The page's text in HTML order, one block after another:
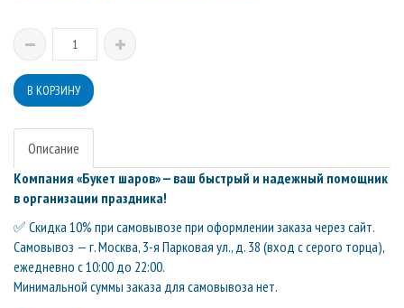
Описание
Компания «Букет шаров» — ваш быстрый и надежный помощник
в организации праздника!
✅ Скидка 10% при самовывозе при оформлении заказа через сайт.
Самовывоз — г. Москва, 3-я Парковая ул., д. 38 (вход с серого торца),
ежедневно с 10:00 до 22:00.
Минимальной суммы заказа для самовывоза нет.